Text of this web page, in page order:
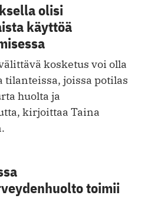
olisi
käyttöä
kosketus voi olla
tilanteissa, joissa potilas
huolta ja
kirjoittaa Taina
toimii